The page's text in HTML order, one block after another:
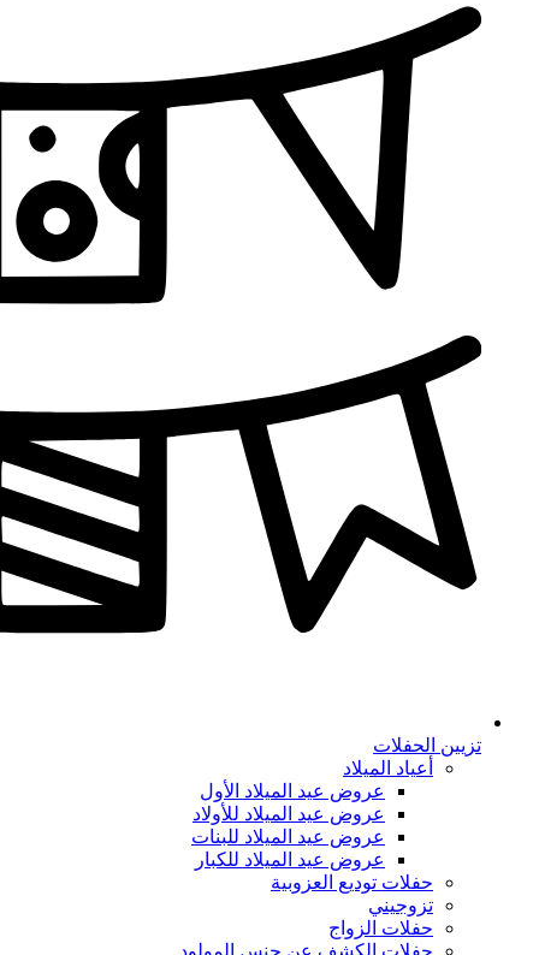
تزيين الحفلات
أعياد الميلاد
عروض عيد الميلاد الأول
عروض عيد الميلاد للأولاد
عروض عيد الميلاد للبنات
عروض عيد الميلاد للكبار
حفلات توديع العزوبية
تزوجيني
حفلات الزواج
حفلات الكشف عن جنس المولود